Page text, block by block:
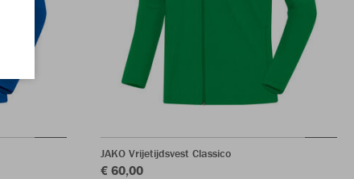
JAKO Vrijetijdsvest Classico
€ 60,00